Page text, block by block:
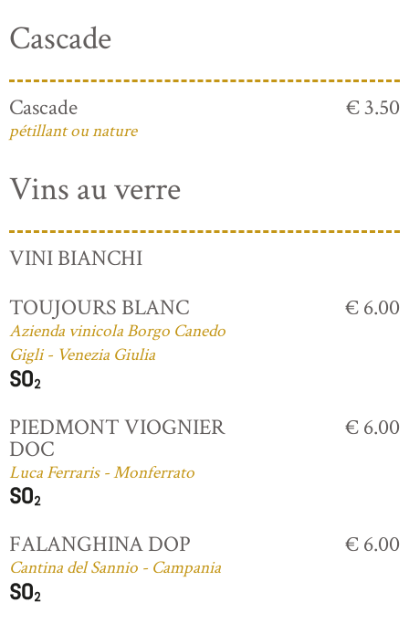
Cascade
Cascade
pétillant ou nature
€ 3.50
Vins au verre
VINI BIANCHI
TOUJOURS BLANC
Azienda vinicola Borgo Canedo
Gigli - Venezia Giulia
€ 6.00
PIEDMONT VIOGNIER
DOC
Luca Ferraris - Monferrato
€ 6.00
FALANGHINA DOP
Cantina del Sannio - Campania
€ 6.00